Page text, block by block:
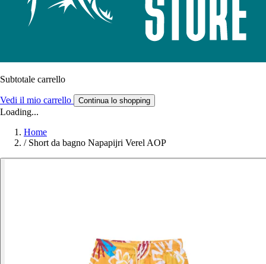
Subtotale carrello
Vedi il mio carrello Continua lo shopping
Loading...
Home
/ Short da bagno Napapijri Verel AOP